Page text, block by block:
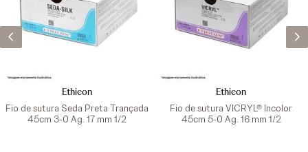
Ethicon
Fio de sutura Seda Preta Trançada
45cm 3-0 Ag. 17 mm 1/2
Ethicon
Fio de sutura VICRYL® Incolor
45cm 5-0 Ag. 16 mm 1/2